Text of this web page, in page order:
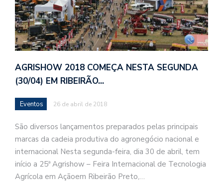
AGRISHOW 2018 COMEÇA NESTA SEGUNDA
(30/04) EM RIBEIRÃO…
Eventos 26 de abril de 2018
São diversos lançamentos preparados pelas principais
marcas da cadeia produtiva do agronegócio nacional e
internacional Nesta segunda-feira, dia 30 de abril, tem
início a 25ª Agrishow – Feira Internacional de Tecnologia
Agrícola em Açãoem Ribeirão Preto,…